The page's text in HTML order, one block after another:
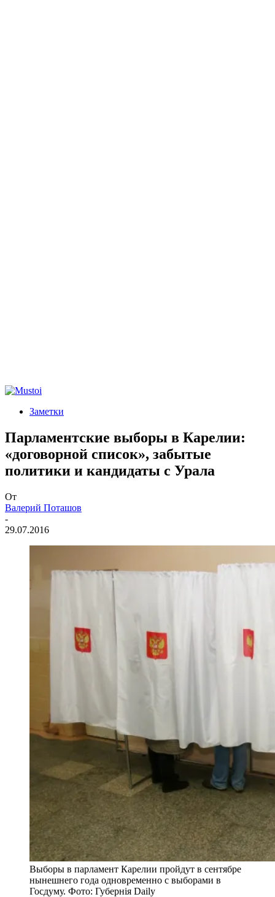
Заметки
Парламентские выборы в Карелии:
«договорной список», забытые
политики и кандидаты с Урала
От
Валерий Поташов
-
29.07.2016
Выборы в парламент Карелии пройдут в сентябре
нынешнего года одновременно с выборами в
Госдуму. Фото: Губернiя Daily